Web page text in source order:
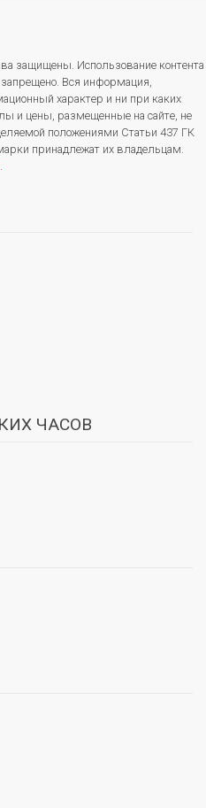
защищены. Использование контента
запрещено. Вся информация,
характер и ни при каких
и цены, размещенные на сайте, не
положениями Статьи 437 ГК
принадлежат их владельцам.
.
ЧАСОВ